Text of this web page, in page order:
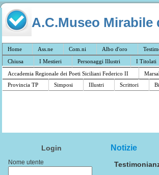
A.C.Museo Mirabile
Home Ass.ne Com.ni Albo d'oro
Chiusa
I Mestieri Personaggi Illustri I Titolati
Accademia Regionale dei Poeti Siciliani Federico II
Provincia TP
Simposi Illustri Scrittori
Login
Nome utente
Notizie